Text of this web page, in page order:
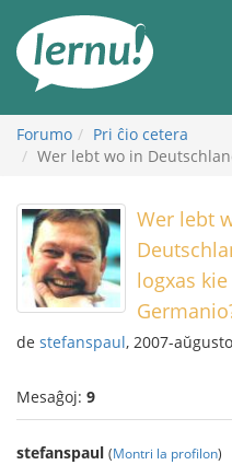
enhavo
Forumo
Pri ĉio cetera
Wer lebt wo in
Wer lebt
logxas kie
de stefanspaul, 2007-
Mesaĝoj: 9
stefanspaul (Montri la profilon)